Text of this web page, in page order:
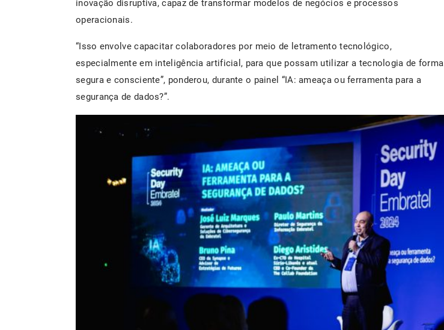
inovação disruptiva, capaz de transformar modelos de negócios e processos
operacionais.
“Isso envolve capacitar colaboradores por meio de letramento tecnológico,
especialmente em inteligência artificial, para que possam utilizar a tecnologia de forma
segura e consciente​”, ponderou, durante o painel “IA: ameaça ou ferramenta para a
segurança de dados?”.